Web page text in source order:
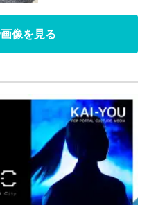
像を見る